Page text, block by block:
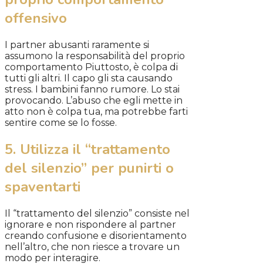
offensivo
I partner abusanti raramente si
assumono la responsabilità del proprio
comportamento Piuttosto, è colpa di
tutti gli altri. Il capo gli sta causando
stress. I bambini fanno rumore. Lo stai
provocando. L’abuso che egli mette in
atto non è colpa tua, ma potrebbe farti
sentire come se lo fosse.
5. Utilizza il “trattamento
del silenzio” per punirti o
spaventarti
Il “trattamento del silenzio” consiste nel
ignorare e non rispondere al partner
creando confusione e disorientamento
nell’altro, che non riesce a trovare un
modo per interagire.